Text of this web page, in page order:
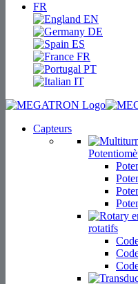
FR
EN
DE
ES
FR
PT
IT
Capteurs
rotatifs